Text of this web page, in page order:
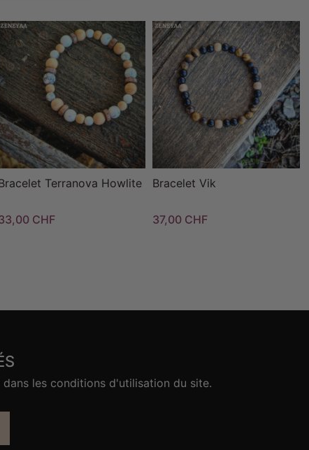
Terranova Howlite
CHF
Bracelet Vik
37,00 CHF
les conditions d'utilisation du site.